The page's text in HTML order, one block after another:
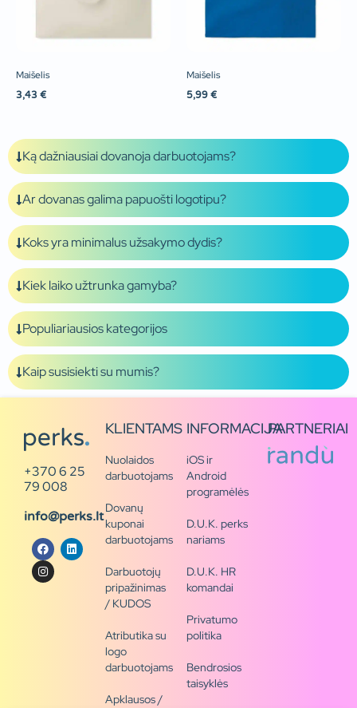
Maišelis
3,43 €
Maišelis
5,99 €
Ką dažniausiai dovanoja darbuotojams?
Ar dovanas galima papuošti logotipu?
Koks yra minimalus užsakymo dydis?
Kiek laiko užtrunka gamyba?
Populiariausios kategorijos
Kaip susisiekti su mumis?
+370 6 25
79 008
info@perks.lt
KLIENTAMS
Nuolaidos
darbuotojams
Dovanų
kuponai
darbuotojams
Darbuotojų
pripažinimas
/ KUDOS
Atributika su
logo
darbuotojams
Apklausos /
INFORMACIJA
iOS ir
Android
programėlės
D.U.K. perks
nariams
D.U.K. HR
komandai
Privatumo
politika
Bendrosios
taisyklės
PARTNERIAI